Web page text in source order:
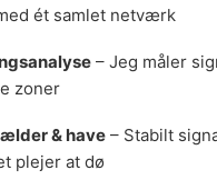
ét samlet netværk
– Jeg måler
zoner
& have – Stabilt
plejer at dø